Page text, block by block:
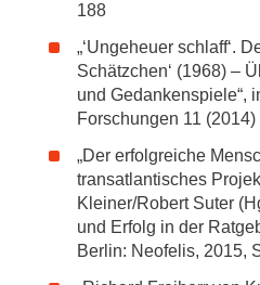
188
„‘Ungeheuer schlaff‘.
Schätzchen‘ (1968) –
und Gedankenspiele“,
Forschungen 11
„Der erfolgreiche
transatlantisches
Kleiner/Robert Suter
und Erfolg in der
Berlin: Neofelis, 2015,